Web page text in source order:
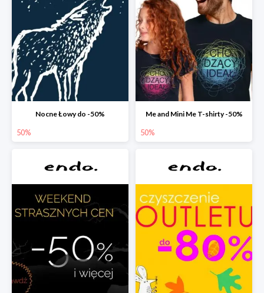
Nocne Łowy do -50%
50%
Me and Mini Me T-shirty -50%
50%